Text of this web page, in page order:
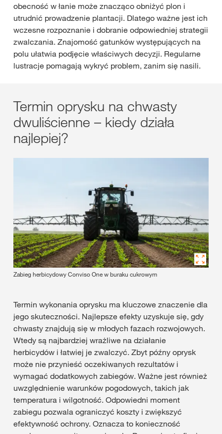
obecność w łanie może znacząco obniżyć plon i
utrudnić prowadzenie plantacji. Dlatego ważne jest ich
wczesne rozpoznanie i dobranie odpowiedniej strategii
zwalczania. Znajomość gatunków występujących na
polu ułatwia podjęcie właściwych decyzji. Regularne
lustracje pomagają wykryć problem, zanim się nasili.
Termin oprysku na chwasty
dwuliścienne – kiedy działa
najlepiej?
Zabieg herbicydowy Conviso One w buraku cukrowym
Termin wykonania oprysku ma kluczowe znaczenie dla
jego skuteczności. Najlepsze efekty uzyskuje się, gdy
chwasty znajdują się w młodych fazach rozwojowych.
Wtedy są najbardziej wrażliwe na działanie
herbicydów i łatwiej je zwalczyć. Zbyt późny oprysk
może nie przynieść oczekiwanych rezultatów i
wymagać dodatkowych zabiegów. Ważne jest również
uwzględnienie warunków pogodowych, takich jak
temperatura i wilgotność. Odpowiedni moment
zabiegu pozwala ograniczyć koszty i zwiększyć
efektywność ochrony. Oznacza to konieczność